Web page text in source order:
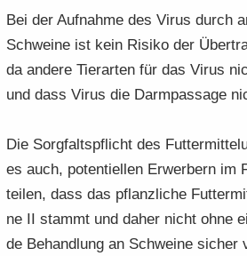
Bei der Auf­nah­me des Virus durch
Schwei­ne ist kein Ri­si­ko der
da an­de­re Tier­ar­ten für das Virus
und dass Virus die Darm­pas­sa­ge
Die Sorg­falts­pflicht des
es auch, po­ten­ti­el­len Er­wer­bern im
tei­len, dass das pflanz­li­che
ne II stammt und daher nicht ohne
de Be­hand­lung an Schwei­ne si­cher